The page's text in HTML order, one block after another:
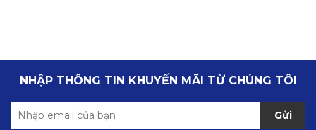
NHẬP THÔNG TIN KHUYẾN MÃI TỪ CHÚNG TÔI
Gửi